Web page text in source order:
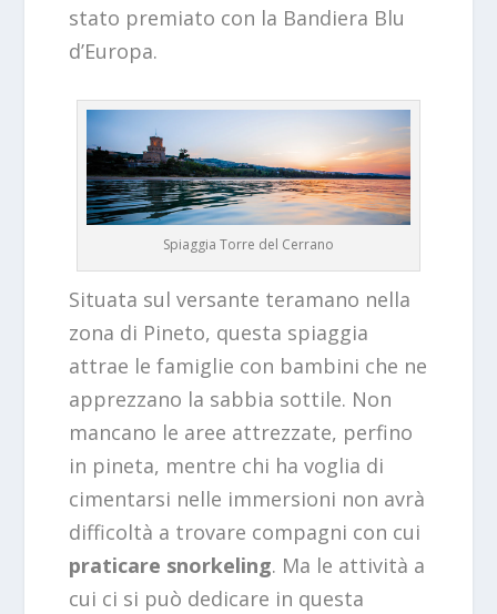
stato premiato con la Bandiera Blu
d’Europa.
Spiaggia Torre del Cerrano
Situata sul versante teramano nella
zona di Pineto, questa spiaggia
attrae le famiglie con bambini che ne
apprezzano la sabbia sottile. Non
mancano le aree attrezzate, perfino
in pineta, mentre chi ha voglia di
cimentarsi nelle immersioni non avrà
difficoltà a trovare compagni con cui
praticare snorkeling. Ma le attività a
cui ci si può dedicare in questa